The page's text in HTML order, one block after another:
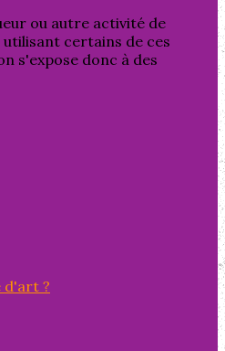
ou autre activité de
certains de ces
s'expose donc à des
d'art ?